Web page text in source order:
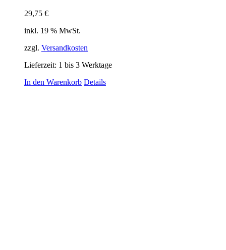
29,75 €
inkl. 19 % MwSt.
zzgl. Versandkosten
Lieferzeit: 1 bis 3 Werktage
In den Warenkorb Details